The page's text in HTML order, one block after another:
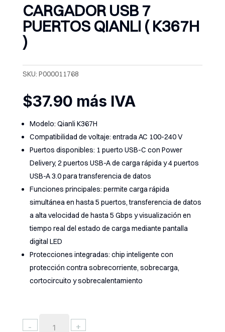
CARGADOR USB 7
PUERTOS QIANLI ( K367H
)
SKU: P000011768
$37.90 más IVA
Modelo: Qianli K367H
Compatibilidad de voltaje: entrada AC 100-240 V
Puertos disponibles: 1 puerto USB-C con Power
Delivery, 2 puertos USB-A de carga rápida y 4 puertos
USB-A 3.0 para transferencia de datos
Funciones principales: permite carga rápida
simultánea en hasta 5 puertos, transferencia de datos
a alta velocidad de hasta 5 Gbps y visualización en
tiempo real del estado de carga mediante pantalla
digital LED
Protecciones integradas: chip inteligente con
protección contra sobrecorriente, sobrecarga,
cortocircuito y sobrecalentamiento
-
CARGADOR
+